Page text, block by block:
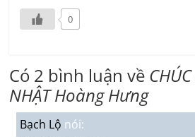
0
Có 2 bình luận về
NHẬT Hoàng Hưng
Bạch Lộ nói: